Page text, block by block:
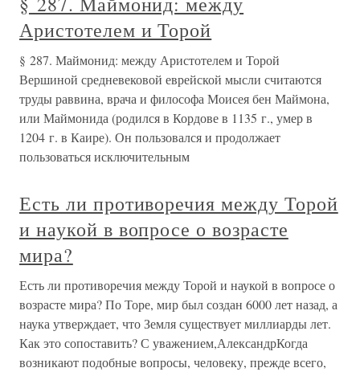
Аристотелем и Торой
§ 287. Маймонид: между Аристотелем и Торой
Вершиной средневековой еврейской мысли считаются
труды раввина, врача и философа Моисея бен Маймона,
или Маймонида (родился в Кордове в 1135 г., умер в
1204 г. в Каире). Он пользовался и продолжает
пользоваться исключительным
Есть ли противоречия между Торой
и наукой в вопросе о возрасте
мира?
Есть ли противоречия между Торой и наукой в вопросе о
возрасте мира? По Торе, мир был создан 6000 лет назад, а
наука утверждает, что Земля существует миллиарды лет.
Как это сопоставить? С уважением,АлександрКогда
возникают подобные вопросы, человеку, прежде всего,